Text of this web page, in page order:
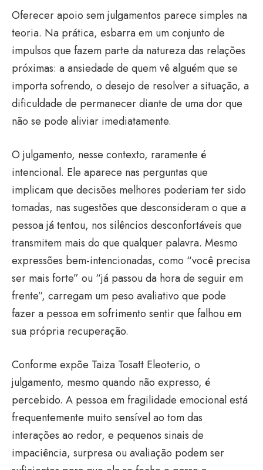
Oferecer apoio sem julgamentos parece simples na
teoria. Na prática, esbarra em um conjunto de
impulsos que fazem parte da natureza das relações
próximas: a ansiedade de quem vê alguém que se
importa sofrendo, o desejo de resolver a situação, a
dificuldade de permanecer diante de uma dor que
não se pode aliviar imediatamente.
O julgamento, nesse contexto, raramente é
intencional. Ele aparece nas perguntas que
implicam que decisões melhores poderiam ter sido
tomadas, nas sugestões que desconsideram o que a
pessoa já tentou, nos silêncios desconfortáveis que
transmitem mais do que qualquer palavra. Mesmo
expressões bem-intencionadas, como “você precisa
ser mais forte” ou “já passou da hora de seguir em
frente”, carregam um peso avaliativo que pode
fazer a pessoa em sofrimento sentir que falhou em
sua própria recuperação.
Conforme expõe Taiza Tosatt Eleoterio, o
julgamento, mesmo quando não expresso, é
percebido. A pessoa em fragilidade emocional está
frequentemente muito sensível ao tom das
interações ao redor, e pequenos sinais de
impaciência, surpresa ou avaliação podem ser